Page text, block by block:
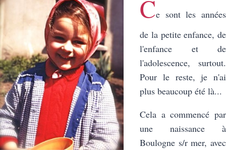
Ce sont les années
de la petite enfance, de
l'enfance et de
l'adolescence, surtout.
Pour le reste, je n'ai
plus beaucoup été là...
Cela a commencé par
une naissance à
Boulogne s/r mer, avec